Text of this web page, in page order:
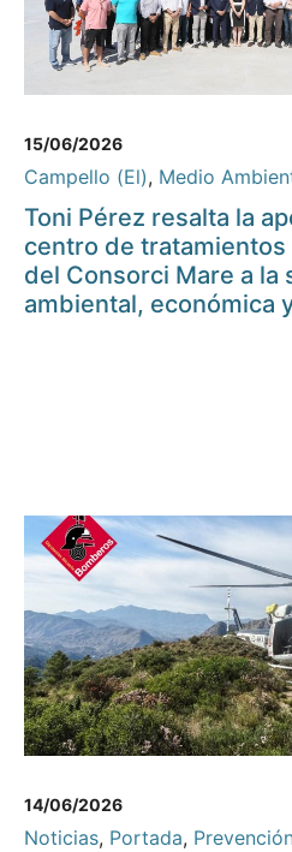
15/06/2026
Campello (El), Medio
Toni Pérez resalta la
centro de
del Consorci Mare a la
ambiental, económica
14/06/2026
Noticias, Portada,